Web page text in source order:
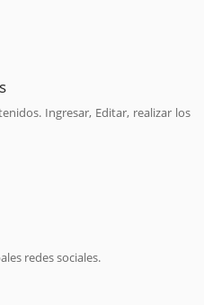
Ingresar, Editar, realizar los
redes sociales.